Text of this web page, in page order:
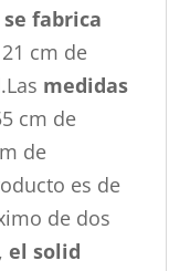
se fabrica
cm de
medidas
cm de
de
es de
de dos
el solid